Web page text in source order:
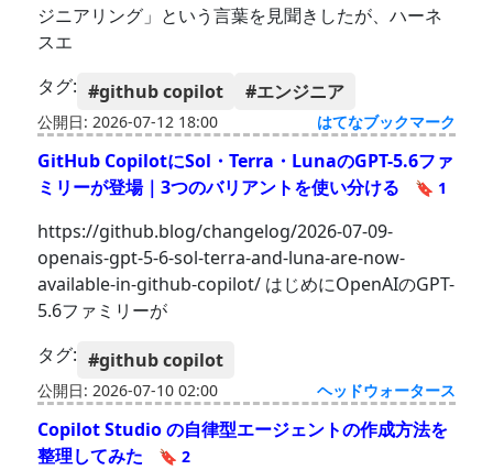
ジニアリング」という言葉を見聞きしたが、ハーネ
スエ
タグ: #github copilot #エンジニア
公開日: 2026-07-12 18:00 はてなブックマーク
GitHub CopilotにSol・Terra・LunaのGPT-5.6ファ
ミリーが登場｜3つのバリアントを使い分ける
🔖 1
https://github.blog/changelog/2026-07-09-
openais-gpt-5-6-sol-terra-and-luna-are-now-
available-in-github-copilot/ はじめにOpenAIのGPT-
5.6ファミリーが
タグ: #github copilot
公開日: 2026-07-10 02:00 ヘッドウォータース
Copilot Studio の自律型エージェントの作成方法を
整理してみた
🔖 2